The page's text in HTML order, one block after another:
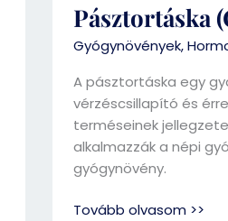
Pásztortáska
Gyógynövények,
A pásztortáska egy
vérzéscsillapító és
terméseinek
alkalmazzák a népi
gyógynövény.
Tovább olvasom >>